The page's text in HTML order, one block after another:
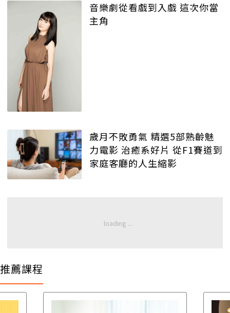
音樂劇從看戲到入戲 這次你當
主角
歲月不敗勇氣 精選5部熟齡魅
力電影 治癒系好片 從F1賽道到
家庭客廳的人生縮影
推薦課程